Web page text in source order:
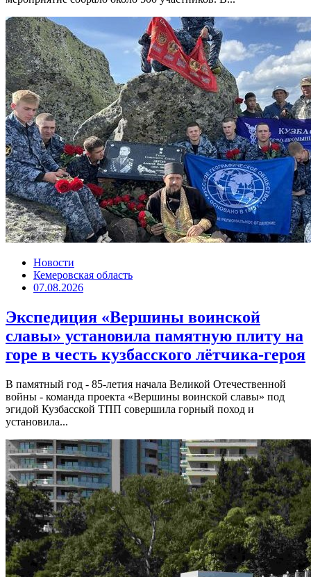
Новости
Кемеровская область
07.08.2026
Экспедиция «Вершины воинской
славы» установила памятную плиту на
горе в честь кузбасского лётчика-героя
В памятный год - 85-летия начала Великой Отечественной
войны - команда проекта «Вершины воинской славы» под
эгидой Кузбасской ТПП совершила горный поход и
установила...